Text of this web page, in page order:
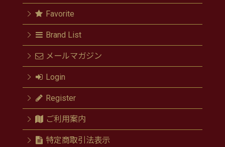
Favorite
Brand List
メールマガジン
Login
Register
ご利用案内
特定商取引法表示